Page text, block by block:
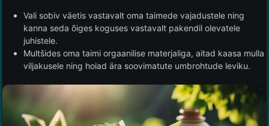
Vali sobiv väetis vastavalt oma taimede vajadustele ning
kanna seda õiges koguses vastavalt pakendil olevatele
juhistele.
Multšides oma taimi orgaanilise materjaliga, aitad kaasa mulla
viljakusele ning hoiad ära soovimatute umbrohtude leviku.